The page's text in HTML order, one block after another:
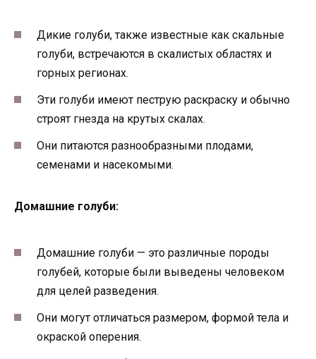
Дикие голуби, также известные как скальные
голуби, встречаются в скалистых областях и
горных регионах.
Эти голуби имеют пеструю раскраску и обычно
строят гнезда на крутых скалах.
Они питаются разнообразными плодами,
семенами и насекомыми.
Домашние голуби:
Домашние голуби — это различные породы
голубей, которые были выведены человеком
для целей разведения.
Они могут отличаться размером, формой тела и
окраской оперения.